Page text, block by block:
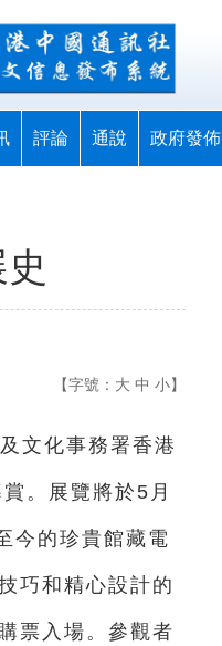
評論 通說 政府發佈
【字號： 大 中 小】
文化事務署香港
。展覽將於5月
今的珍貴館藏電
巧和精心設計的
票入場。參觀者